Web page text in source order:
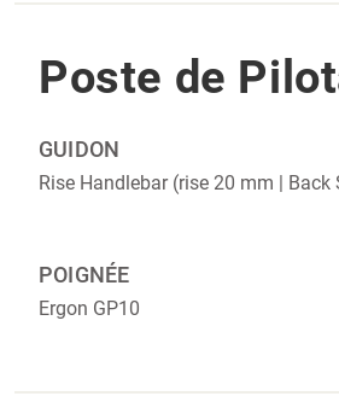
Poste de
GUIDON
Rise Handlebar (rise 20 mm | Back
POIGNÉE
Ergon GP10